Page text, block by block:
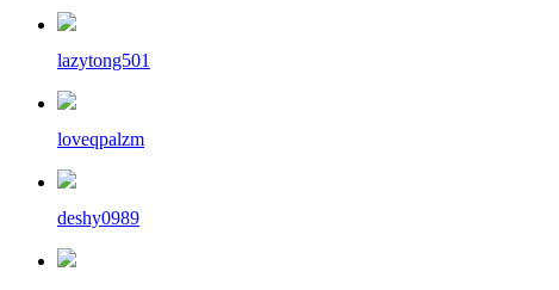
lazytong501
loveqpalzm
deshy0989